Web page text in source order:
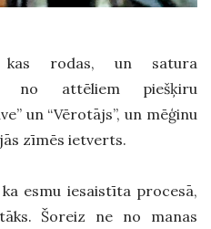
kas rodas, un satura
no attēliem piešķiru
un “Vērotājs”, un mēģinu
zīmēs ietverts.
esmu iesaistīta procesā,
Šoreiz ne no manas